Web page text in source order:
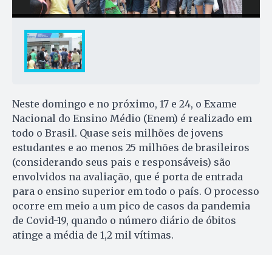
Neste domingo e no próximo, 17 e 24, o Exame
Nacional do Ensino Médio (Enem) é realizado em
todo o Brasil. Quase seis milhões de jovens
estudantes e ao menos 25 milhões de brasileiros
(considerando seus pais e responsáveis) são
envolvidos na avaliação, que é porta de entrada
para o ensino superior em todo o país. O processo
ocorre em meio a um pico de casos da pandemia
de Covid-19, quando o número diário de óbitos
atinge a média de 1,2 mil vítimas.